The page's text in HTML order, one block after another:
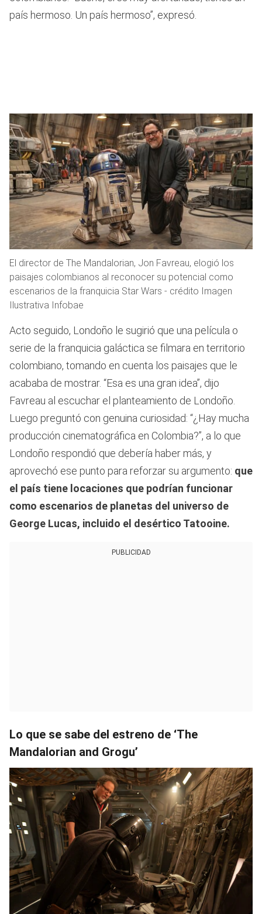
país hermoso. Un país hermoso”, expresó.
El director de The Mandalorian, Jon Favreau, elogió los
paisajes colombianos al reconocer su potencial como
escenarios de la franquicia Star Wars - crédito Imagen
Ilustrativa Infobae
Acto seguido, Londoño le sugirió que una película o
serie de la franquicia galáctica se filmara en territorio
colombiano, tomando en cuenta los paisajes que le
acababa de mostrar. “Esa es una gran idea”, dijo
Favreau al escuchar el planteamiento de Londoño.
Luego preguntó con genuina curiosidad: “¿Hay mucha
producción cinematográfica en Colombia?”, a lo que
Londoño respondió que debería haber más, y
aprovechó ese punto para reforzar su argumento: que
el país tiene locaciones que podrían funcionar
como escenarios de planetas del universo de
George Lucas, incluido el desértico Tatooine.
PUBLICIDAD
Lo que se sabe del estreno de ‘The
Mandalorian and Grogu’